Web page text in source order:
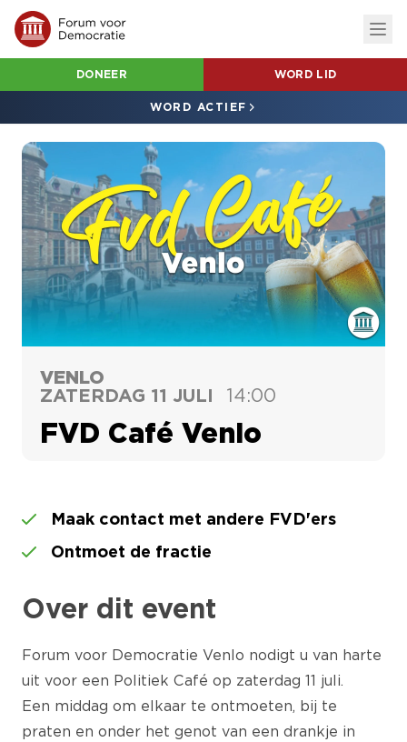
DONEER WORD LID
WORD ACTIEF
VENLO
ZATERDAG 11 JULI
14:00
FVD Café Venlo
Maak contact met andere FVD'ers
Ontmoet de fractie
Over dit event
Forum voor Democratie Venlo nodigt u van harte
uit voor een Politiek Café op zaterdag 11 juli.
Een middag om elkaar te ontmoeten, bij te
praten en onder het genot van een drankje in